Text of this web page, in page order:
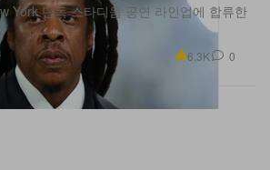
York 단독 스타디움 공연 라인업에 합류한
6.3K 0